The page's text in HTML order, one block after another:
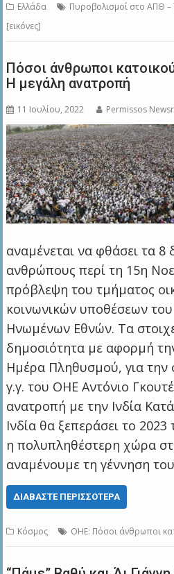
Ελλάδα
Πυροβολισμοί στο ΑΠΘ –
[εικόνες]
Πόσοι άνθρωποι
Η μεγάλη ανατροπή
11 Ιουλίου, 2022 Permissos
αναμένεται να φθάσει τα 8
ανθρώπους περί τη 15η
πρόβλεψη του τμήματος
κοινωνικών υποθέσεων
Ηνωμένων Εθνών. Τα
δημοσιότητα με αφορμή
Ημέρα Πληθυσμού, για την
γ.γ. του ΟΗΕ Αντόνιο
ανατροπή με την Ινδία
Ινδία θα ξεπεράσει το 2023
η πολυπληθέστερη χώρα
αναμένουμε τη γέννηση
ΔΙΑΒΆΣΤΕ ΠΕΡΙΣΣΌΤΕΡΑ
Κόσμος ΟΗΕ: Πόσοι άνθρωποι